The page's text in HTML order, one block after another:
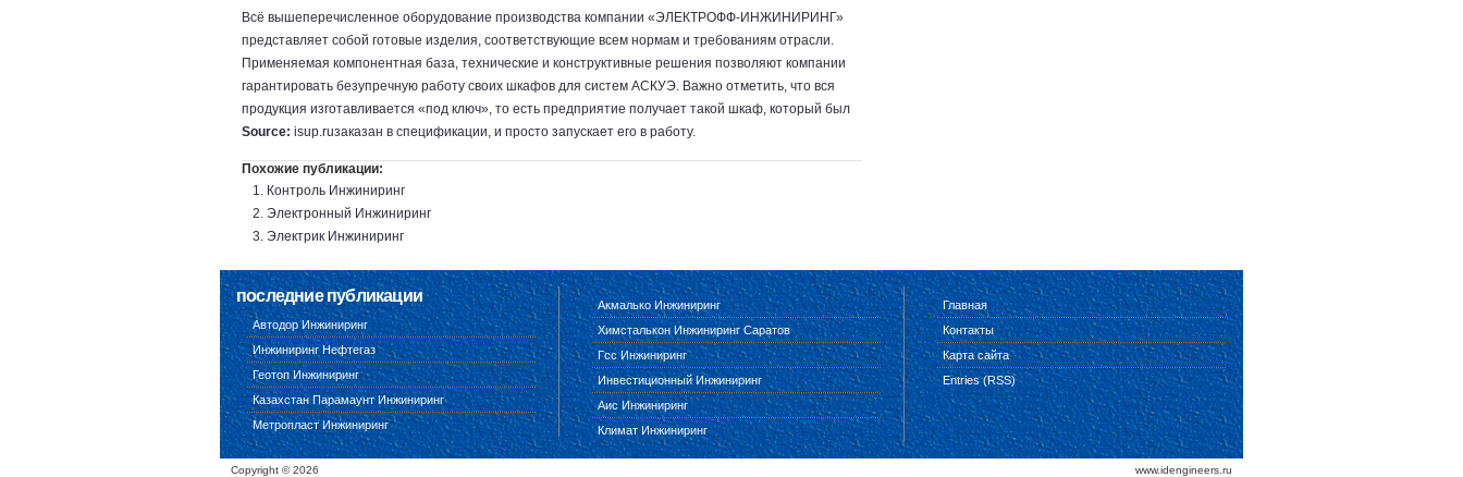
Всё вышеперечисленное оборудование производства компании «ЭЛЕКТРОФФ-ИНЖИНИРИНГ»
представляет собой готовые изделия, соответствующие всем нормам и требованиям отрасли.
Применяемая компонентная база, технические и конструктивные решения позволяют компании
гарантировать безупречную работу своих шкафов для систем АСКУЭ. Важно отметить, что вся
продукция изготавливается «под ключ», то есть предприятие получает такой шкаф, который был
заказан в спецификации, и просто запускает его в работу.
Source: isup.ru
Похожие публикации:
Контроль Инжиниринг
Электронный Инжиниринг
Электрик Инжиниринг
последние публикации
Автодор Инжиниринг
Инжиниринг Нефтегаз
Геотоп Инжиниринг
Казахстан Парамаунт Инжиниринг
Метропласт Инжиниринг
Акмалько Инжиниринг
Химсталькон Инжиниринг Саратов
Гсс Инжиниринг
Инвестиционный Инжиниринг
Аис Инжиниринг
Климат Инжиниринг
Главная
Контакты
Карта сайта
Entries (RSS)
Copyright ©2026 www.idengineers.ru